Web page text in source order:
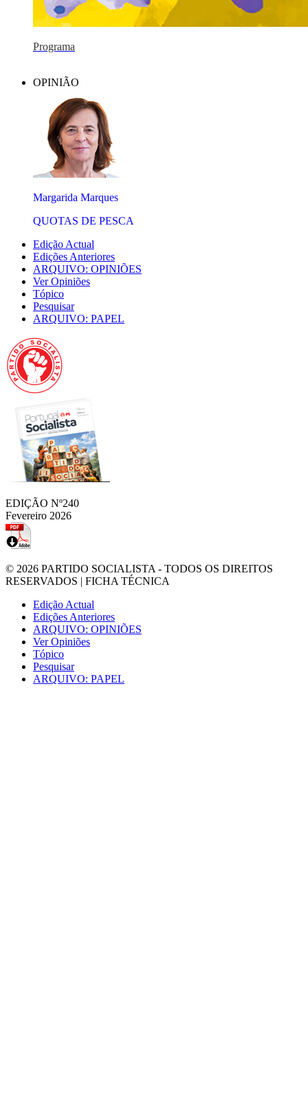
Programa
OPINIÃO
Margarida Marques
QUOTAS DE PESCA
Edição Actual
Edições Anteriores
ARQUIVO: OPINIÕES
Ver Opiniões
Tópico
Pesquisar
ARQUIVO: PAPEL
EDIÇÃO Nº240
Fevereiro 2026
© 2026 PARTIDO SOCIALISTA - TODOS OS DIREITOS
RESERVADOS | FICHA TÉCNICA
Edição Actual
Edições Anteriores
ARQUIVO: OPINIÕES
Ver Opiniões
Tópico
Pesquisar
ARQUIVO: PAPEL